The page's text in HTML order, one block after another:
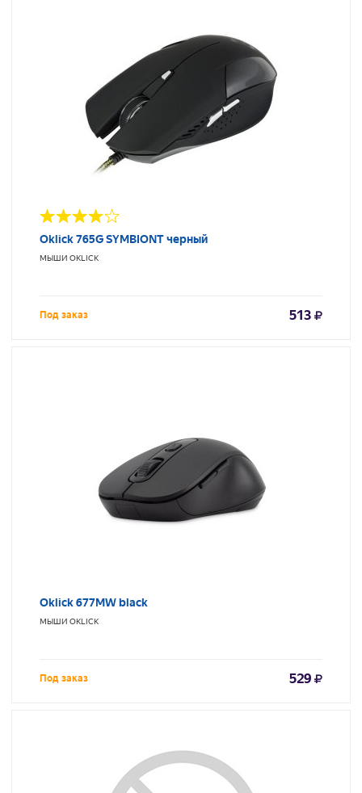
Oklick 765G SYMBIONT черный
МЫШИ OKLICK
Под заказ 513
Oklick 677MW black
МЫШИ OKLICK
Под заказ 529